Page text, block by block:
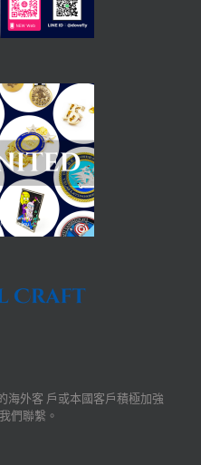
海外客 戶或本國客戶積極加強
們聯繫。